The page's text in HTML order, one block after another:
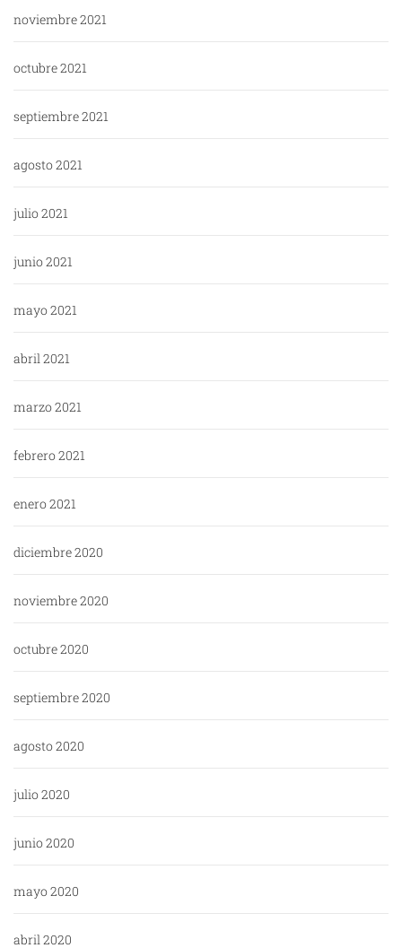
noviembre 2021
octubre 2021
septiembre 2021
agosto 2021
julio 2021
junio 2021
mayo 2021
abril 2021
marzo 2021
febrero 2021
enero 2021
diciembre 2020
noviembre 2020
octubre 2020
septiembre 2020
agosto 2020
julio 2020
junio 2020
mayo 2020
abril 2020